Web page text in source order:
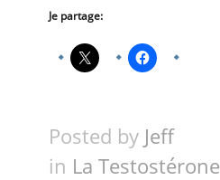
Je partage:
Posted by Jeff
in La Testostérone